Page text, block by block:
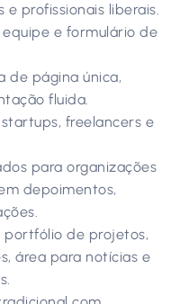
e profissionais liberais.
e formulário de
de página única,
fluida.
freelancers e
para organizações
depoimentos,
portfólio de projetos,
área para notícias e